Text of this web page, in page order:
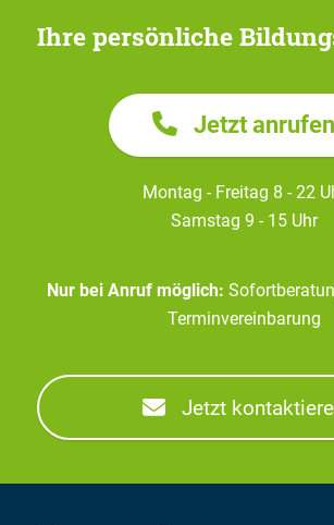
Ihre persönliche
Jetzt anrufen
Montag - Freitag 8 - 22
Samstag 9 - 15 Uhr
Nur bei Anruf möglich:
Terminvereinbarung
Jetzt